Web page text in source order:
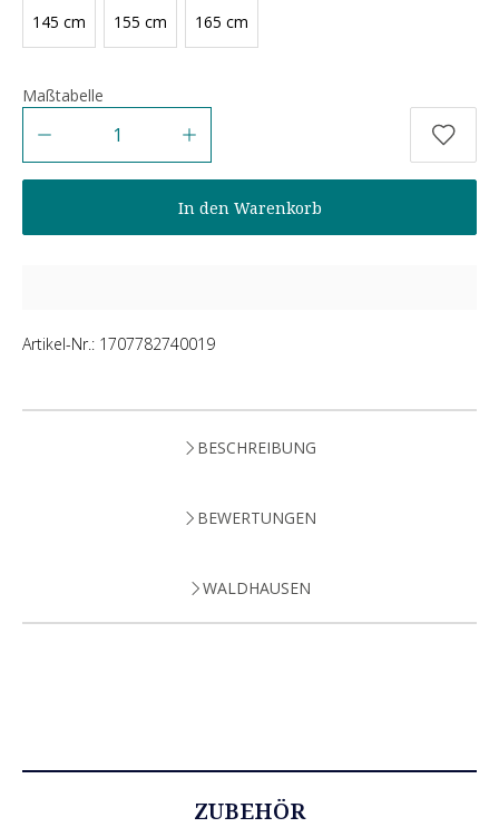
145 cm 155 cm 165 cm
Maßtabelle
In den Warenkorb
Artikel-Nr.: 1707782740019
BESCHREIBUNG
BEWERTUNGEN
WALDHAUSEN
ZUBEHÖR